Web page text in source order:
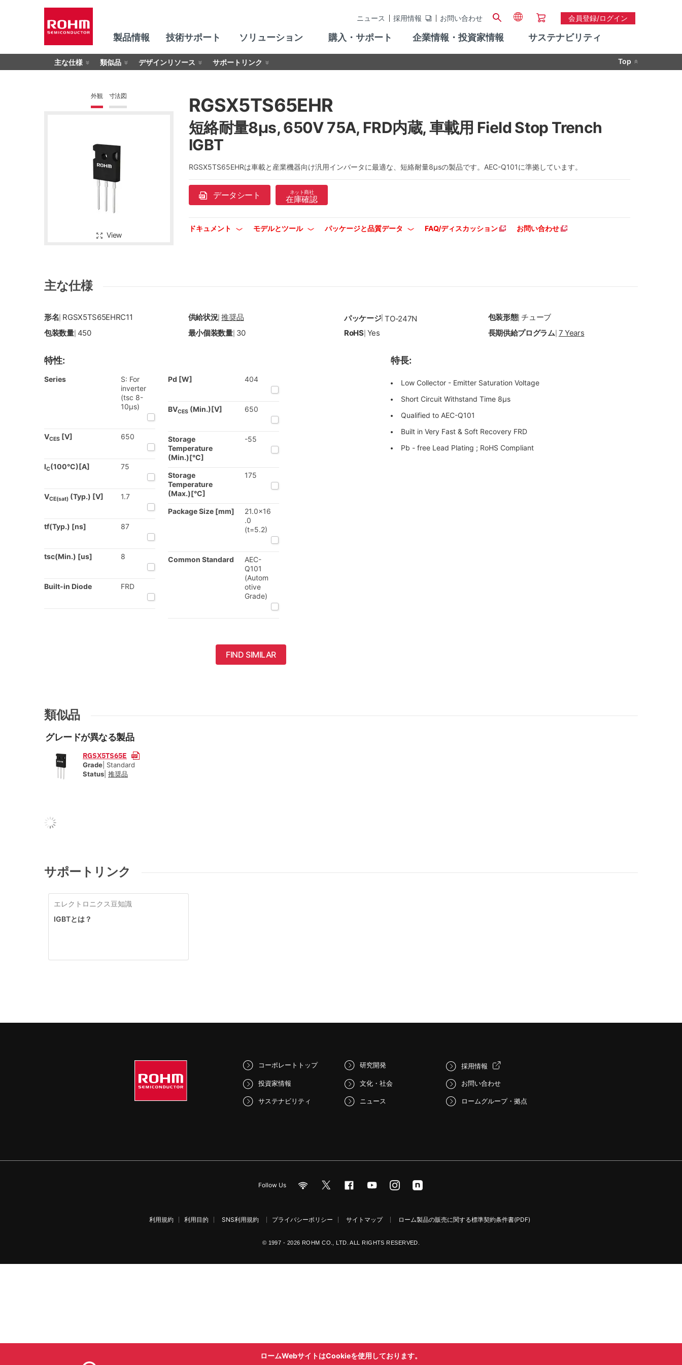
ニュース 採用情報 お問い合わせ 会員登録/ログイン
製品情報 技術サポート ソリューション 購入・サポート 企業情報・投資家情報 サステナビリティ
主な仕様 類似品 デザインリソース サポートリンク Top
外観 寸法図
View
RGSX5TS65EHR
短絡耐量8μs, 650V 75A, FRD内蔵, 車載用 Field Stop Trench
IGBT
RGSX5TS65EHRは車載と産業機器向け汎用インバータに最適な、短絡耐量8μsの製品です。AEC-Q101に準拠しています。
データシート ネット商社
在庫確認
ドキュメント モデルとツール パッケージと品質データ FAQ/ディスカッション お問い合わせ
主な仕様
形名 RGSX5TS65EHRC11 供給状況|推奨品 パッケージ|TO-247N 包装形態|チューブ
包装数量| 450 最小個装数量| 30 RoHS| Yes 長期供給プログラム| 7 Years
特性:
Series
S: For
inverter
(tsc 8-
10µs)
VCES [V] 650
IC(100°C)[A] 75
VCE(sat) (Typ.) [V] 1.7
tf(Typ.) [ns] 87
tsc(Min.) [us] 8
Built-in Diode FRD
Pd [W] 404
BVCES(Min.)[V] 650
Storage
Temperature
(Min.)[°C]
-55
Storage
Temperature
(Max.)[°C]
175
Package Size [mm]
21.0x16
.0
(t=5.2)
Common Standard
AEC-
Q101
(Autom
otive
Grade)
FIND SIMILAR
特長:
Low Collector - Emitter Saturation Voltage
Short Circuit Withstand Time 8μs
Qualified to AEC-Q101
Built in Very Fast & Soft Recovery FRD
Pb - free Lead Plating ; RoHS Compliant
類似品
グレードが異なる製品
RGSX5TS65E
Grade | Standard
Status 推奨品
サポートリンク
エレクトロニクス豆知識
IGBTとは？
コーポレートトップ
投資家情報
サステナビリティ
研究開発
文化・社会
ニュース
採用情報
お問い合わせ
ロームグループ・拠点
Follow Us
利用規約 利用目的 SNS利用規約 プライバシーポリシー サイトマップ ローム製品の販売に関する標準契約条件書(PDF)
© 1997 - 2026 ROHM CO., LTD. ALL RIGHTS RESERVED.
ロームWebサイトはCookieを使用しております。